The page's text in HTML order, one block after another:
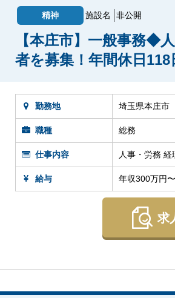
精神 施設名 非公開
【本庄市】一般事務◆
者を募集！年間休日118
勤務地 埼玉県本庄市
職種 総務
仕事内容 人事・労務
給与 年収300万円
求